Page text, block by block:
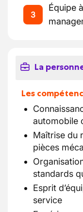
3
Équipe
La
Les
automobile
Maîtrise du
pièces
standards
Esprit
service